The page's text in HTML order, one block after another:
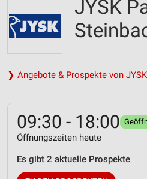
JYSK
❯ Angebote & Prospekte von
09:30 - 18:00
Öffnungszeiten heute
Es gibt 2 aktuelle Prospekte